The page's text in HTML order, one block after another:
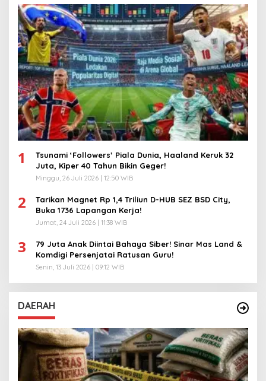
1
Tsunami ‘Followers’ Piala Dunia, Haaland Keruk 32
Juta, Kiper 40 Tahun Bikin Geger!
Minggu, 26 Juli 2026 | 12:50 WIB
2
Tarikan Magnet Rp 1,4 Triliun D-HUB SEZ BSD City,
Buka 1736 Lapangan Kerja!
Jumat, 24 Juli 2026 | 11:38 WIB
3
79 Juta Anak Diintai Bahaya Siber! Sinar Mas Land &
Komdigi Persenjatai Ratusan Guru!
Senin, 13 Juli 2026 | 09:12 WIB
DAERAH